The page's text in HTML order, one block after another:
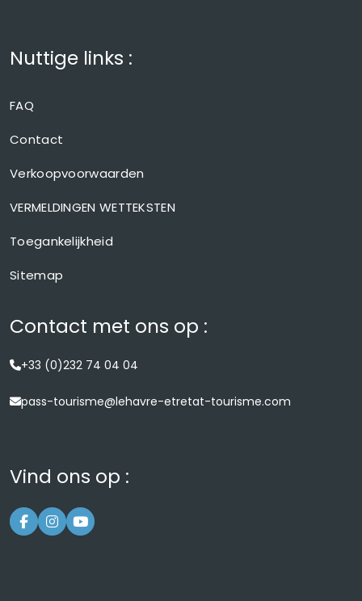
Nuttige links :
FAQ
Contact
Verkoopvoorwaarden
VERMELDINGEN WETTEKSTEN
Toegankelijkheid
Sitemap
Contact met ons op :
+33 (0)232 74 04 04
pass-tourisme@lehavre-etretat-tourisme.com
Vind ons op :